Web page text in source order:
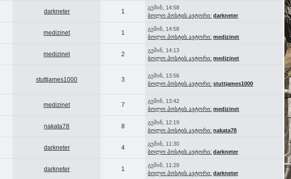
darkneter 1
გუშინ, 14:58
ბოლო პოსტის ავტორი: darkneter
medizinet 1
გუშინ, 14:58
ბოლო პოსტის ავტორი: medizinet
medizinet 2
გუშინ, 14:13
ბოლო პოსტის ავტორი: medizinet
stuttjames1000 3
გუშინ, 13:56
ბოლო პოსტის ავტორი: stuttjames1000
medizinet 7
გუშინ, 13:42
ბოლო პოსტის ავტორი: medizinet
nakata78 8
გუშინ, 12:19
ბოლო პოსტის ავტორი: nakata78
darkneter 4
გუშინ, 11:30
ბოლო პოსტის ავტორი: darkneter
darkneter 1
გუშინ, 11:29
ბოლო პოსტის ავტორი: darkneter